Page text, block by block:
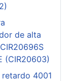
de alta
(CIR20603)
retardo 4001